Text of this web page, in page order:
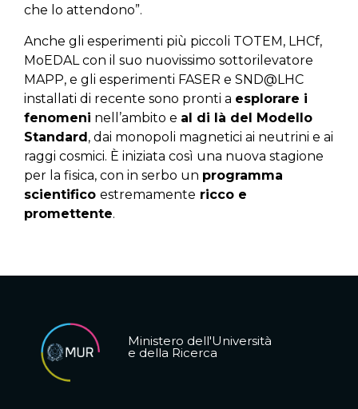
che lo attendono”.
Anche gli esperimenti più piccoli TOTEM, LHCf,
MoEDAL con il suo nuovissimo sottorilevatore
MAPP, e gli esperimenti FASER e SND@LHC
installati di recente sono pronti a esplorare i
fenomeni nell’ambito e al di là del Modello
Standard, dai monopoli magnetici ai neutrini e ai
raggi cosmici. È iniziata così una nuova stagione
per la fisica, con in serbo un programma
scientifico estremamente ricco e
promettente.
Ministero dell'Università
e della Ricerca